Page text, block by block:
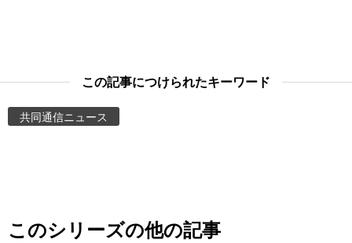
スポーツ・東京2020
Images
この記事につけられたキーワード
共同通信ニュース
このシリーズの他の記事